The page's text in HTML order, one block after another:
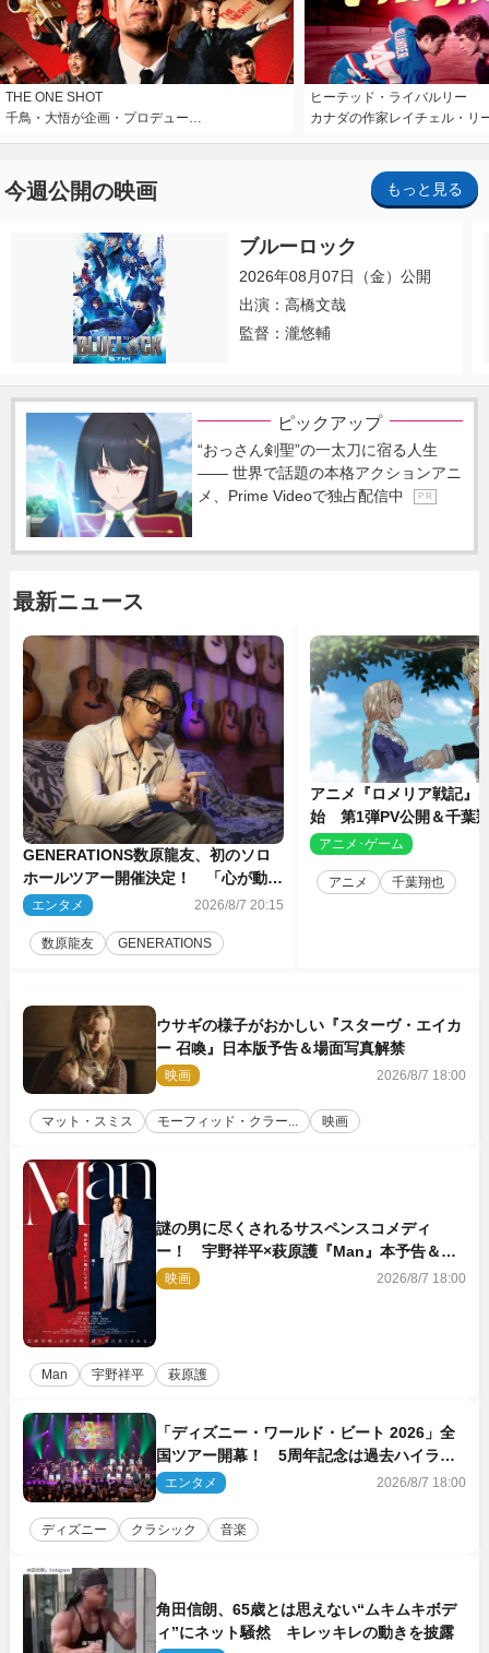
THE ONE SHOT
千鳥・大悟が企画・プロデュー…
ヒーテッド・ライバルリー
カナダの作家レイチェル・リ
今週公開の映画 もっと見る
ブルーロック
2026年08月07日（金）公開
出演：高橋文哉
監督：瀧悠輔
ピックアップ
“おっさん剣聖”の一太刀に宿る人生
―― 世界で話題の本格アクションアニ
メ、Prime Videoで独占配信中
P R
最新ニュース
GENERATIONS数原龍友、初のソロ
ホールツアー開催決定！ 「心が動い
た瞬間を、音に乗せてお届けできれ
エンタメ 2026/8/7 20:15
数原龍友 GENERATIONS
アニメ『ロメリア戦記』
始 第1弾PV公開＆千葉
ャスト4人を発表
アニメ･ゲーム
アニメ 千葉翔也
ウサギの様子がおかしい『スターヴ・エイカ
ー 召喚』日本版予告＆場面写真解禁
映画 2026/8/7 18:00
マット・スミス モーフィッド・クラー... 映画
謎の男に尽くされるサスペンスコメディ
ー！ 宇野祥平×萩原護『Man』本予告＆新
ビジュアル解禁
映画 2026/8/7 18:00
Man 宇野祥平 萩原護
「ディズニー・ワールド・ビート 2026」全
国ツアー開幕！ 5周年記念は過去ハイライ
ト＆クルーズ旅を大満喫！【潜入レポート】
エンタメ 2026/8/7 18:00
ディズニー クラシック 音楽
角田信朗、65歳とは思えない“ムキムキボデ
ィ”にネット騒然 キレッキレの動きを披露